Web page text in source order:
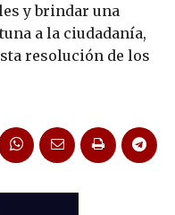
y brindar una
a la ciudadanía,
resolución de los